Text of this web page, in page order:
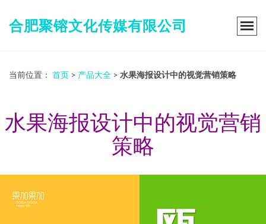
合肥聚镕文化传媒有限公司
当前位置： 首页 > 产品大全 > 水果海报设计中的视觉营销策略
水果海报设计中的视觉营销
策略